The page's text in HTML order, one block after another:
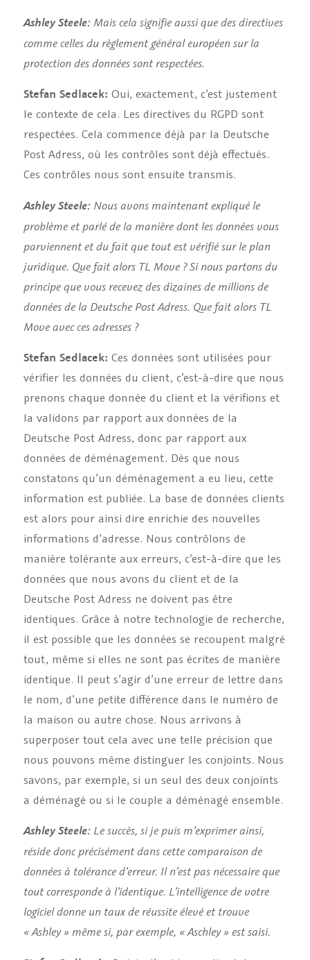
Ashley Steele:Mais cela signifie aussi que des directives
comme celles du règlement général européen sur la
protection des données sont respectées.
Stefan Sedlacek: Oui, exactement, c’est justement
le contexte de cela. Les directives du RGPD sont
respectées. Cela commence déjà par la Deutsche
Post Adress, où les contrôles sont déjà effectués.
Ces contrôles nous sont ensuite transmis.
Ashley Steele: Nous avons maintenant expliqué le
problème et parlé de la manière dont les données vous
parviennent et du fait que tout est vérifié sur le plan
juridique. Que fait alors TL Move ? Si nous partons du
principe que vous recevez des dizaines de millions de
données de la Deutsche Post Adress. Que fait alors TL
Move avec ces adresses ?
Stefan Sedlacek: Ces données sont utilisées pour
vérifier les données du client, c’est-à-dire que nous
prenons chaque donnée du client et la vérifions et
la validons par rapport aux données de la
Deutsche Post Adress, donc par rapport aux
données de déménagement. Dès que nous
constatons qu’un déménagement a eu lieu, cette
information est publiée. La base de données clients
est alors pour ainsi dire enrichie des nouvelles
informations d’adresse. Nous contrôlons de
manière tolérante aux erreurs, c’est-à-dire que les
données que nous avons du client et de la
Deutsche Post Adress ne doivent pas être
identiques. Grâce à notre technologie de recherche,
il est possible que les données se recoupent malgré
tout, même si elles ne sont pas écrites de manière
identique. Il peut s’agir d’une erreur de lettre dans
le nom, d’une petite différence dans le numéro de
la maison ou autre chose. Nous arrivons à
superposer tout cela avec une telle précision que
nous pouvons même distinguer les conjoints. Nous
savons, par exemple, si un seul des deux conjoints
a déménagé ou si le couple a déménagé ensemble.
Ashley Steele: Le succès, si je puis m’exprimer ainsi,
réside donc précisément dans cette comparaison de
données à tolérance d’erreur. Il n’est pas nécessaire que
tout corresponde à l’identique. L’intelligence de votre
logiciel donne un taux de réussite élevé et trouve
« Ashley » même si, par exemple, « Aschley » est saisi.